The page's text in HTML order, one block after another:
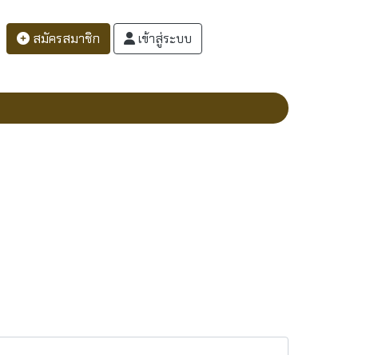
สมัครสมาชิก เข้าสู่ระบบ